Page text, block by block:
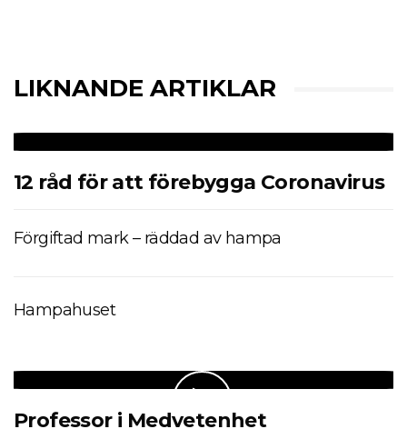
LIKNANDE ARTIKLAR
12 råd för att förebygga Coronavirus
Förgiftad mark – räddad av hampa
Hampahuset
Professor i Medvetenhet